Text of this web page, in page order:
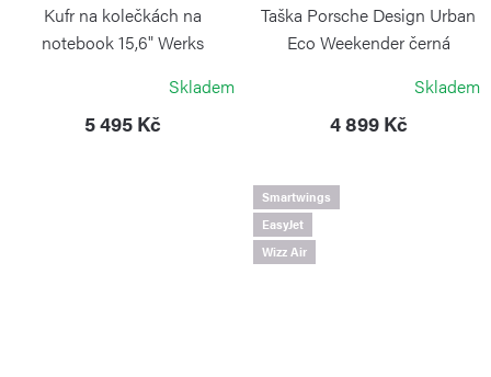
Kufr na kolečkách na
notebook 15,6" Werks
Skladem
5 495 Kč
Taška Porsche Design Urban
Eco Weekender černá
Skladem
4 899 Kč
Smartwings
EasyJet
Wizz Air